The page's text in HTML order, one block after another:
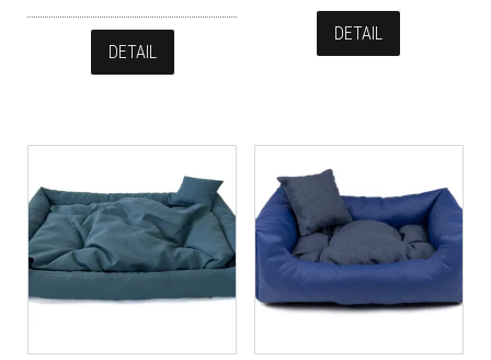
DETAIL
DETAIL